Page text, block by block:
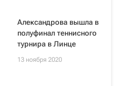
Александрова вышла в
полуфинал теннисного
турнира в Линце
13 ноября 2020